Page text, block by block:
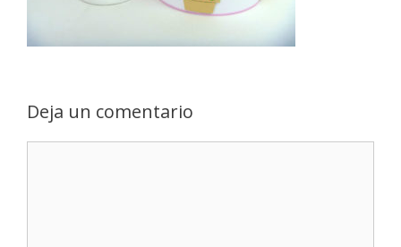
Deja un comentario